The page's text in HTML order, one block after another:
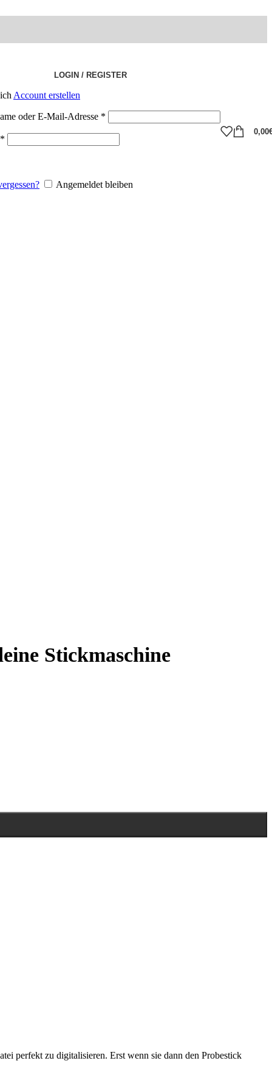
LOGIN / REGISTER
Account erstellen
oder E-Mail-Adresse *
*
Angemeldet bleiben
0,00
Stickmaschine
perfekt zu digitalisieren. Erst wenn sie dann den Probestick